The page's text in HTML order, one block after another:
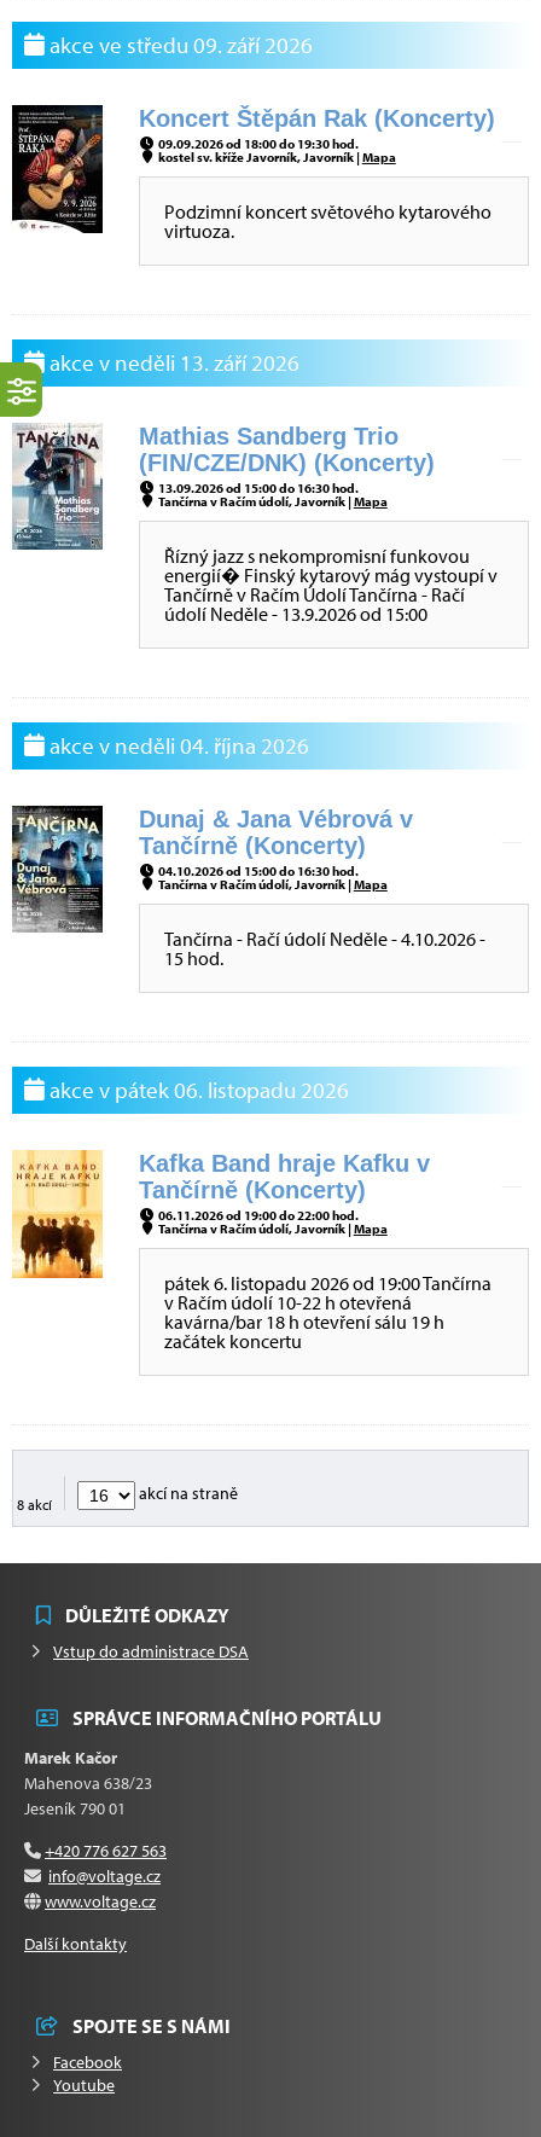
akce ve středu 09. září 2026
Koncert Štěpán Rak (Koncerty)
09.09.2026 od 18:00 do 19:30 hod.
kostel sv. kříže Javorník, Javorník |Mapa
Podzimní koncert světového kytarového
virtuoza.
akce v neděli 13. září 2026
Mathias Sandberg Trio
(FIN/CZE/DNK) (Koncerty)
13.09.2026 od 15:00 do 16:30 hod.
Tančírna v Račím údolí, Javorník |Mapa
Řízný jazz s nekompromisní funkovou
energií� Finský kytarový mág vystoupí v
Tančírně v Račím Údolí Tančírna - Račí
údolí Neděle - 13.9.2026 od 15:00
akce v neděli 04. října 2026
Dunaj & Jana Vébrová v
Tančírně (Koncerty)
04.10.2026 od 15:00 do 16:30 hod.
Tančírna v Račím údolí, Javorník |Mapa
Tančírna - Račí údolí Neděle - 4.10.2026 -
15 hod.
akce v pátek 06. listopadu 2026
Kafka Band hraje Kafku v
Tančírně (Koncerty)
06.11.2026 od 19:00 do 22:00 hod.
Tančírna v Račím údolí, Javorník |Mapa
pátek 6. listopadu 2026 od 19:00 Tančírna
v Račím údolí 10-22 h otevřená
kavárna/bar 18 h otevření sálu 19 h
začátek koncertu
8 akcí
akcí na straně
DŮLEŽITÉ ODKAZY
Vstup do administrace DSA
SPRÁVCE INFORMAČNÍHO PORTÁLU
Marek Kačor
Mahenova 638/23
Jeseník 790 01
+420 776 627 563
info@voltage.cz
www.voltage.cz
Další kontakty
SPOJTE SE S NÁMI
Facebook
Youtube